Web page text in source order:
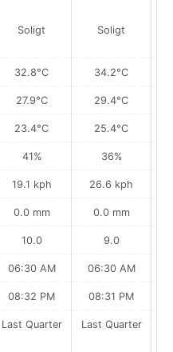
Soligt
32.8°C
27.9°C
23.4°C
41%
19.1 kph
0.0 mm
10.0
06:30 AM
08:32 PM
Last Quarter
Soligt
34.2°C
29.4°C
25.4°C
36%
26.6 kph
0.0 mm
9.0
06:30 AM
08:31 PM
Last Quarter